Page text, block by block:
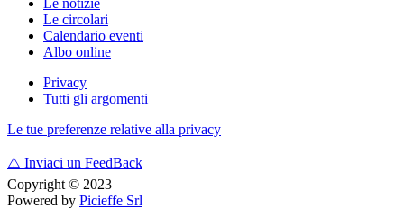
Le circolari
Calendario eventi
Albo online
Privacy
Tutti gli argomenti
Le tue preferenze relative alla privacy
⚠️ Inviaci un FeedBack
Copyright © 2023
Powered by Picieffe Srl